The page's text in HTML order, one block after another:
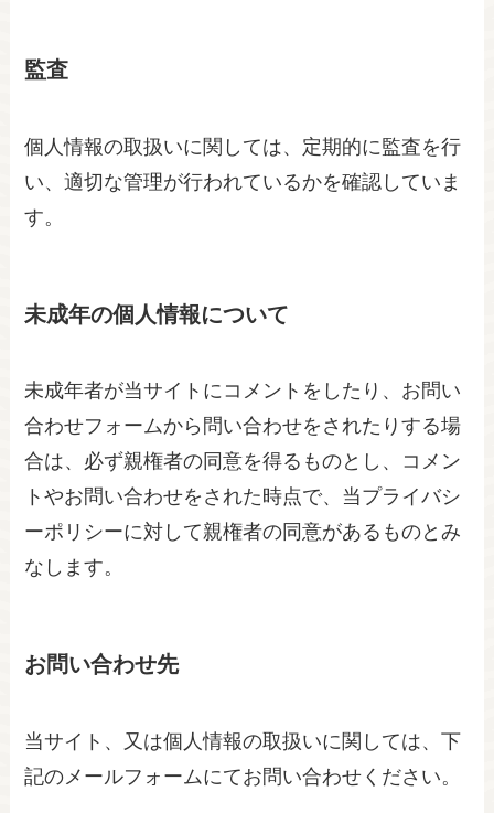
監査
個人情報の取扱いに関しては、定期的に監査を行
い、適切な管理が行われているかを確認していま
す。
未成年の個人情報について
未成年者が当サイトにコメントをしたり、お問い
合わせフォームから問い合わせをされたりする場
合は、必ず親権者の同意を得るものとし、コメン
トやお問い合わせをされた時点で、当プライバシ
ーポリシーに対して親権者の同意があるものとみ
なします。
お問い合わせ先
当サイト、又は個人情報の取扱いに関しては、下
記のメールフォームにてお問い合わせください。